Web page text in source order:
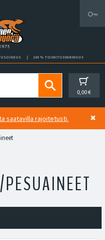
100 % TOIMITUSVARMUUS
0,00 €
saatavilla rajoitetusti.